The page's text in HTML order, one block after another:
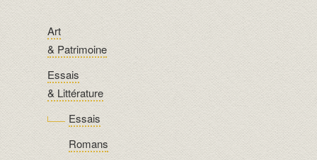
Art
& Patrimoine
Essais
& Littérature
Essais
Romans